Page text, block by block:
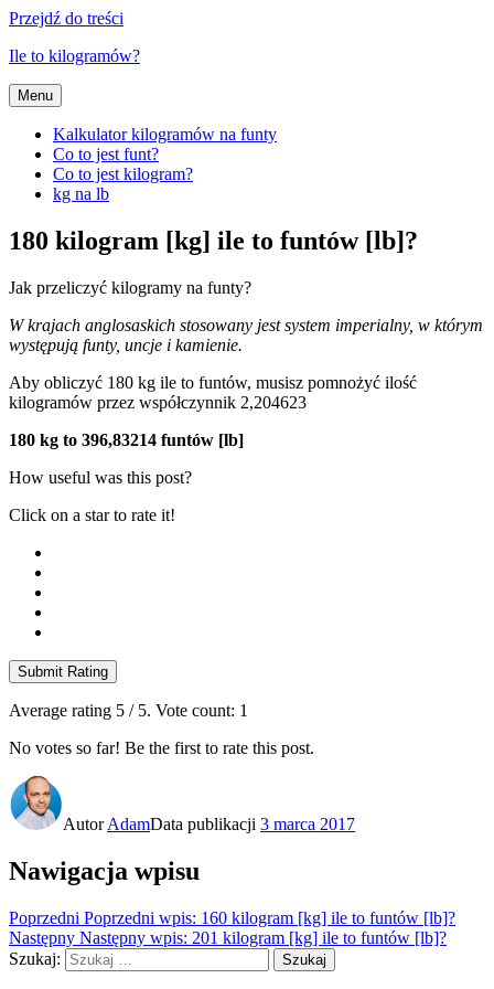
Przejdź do treści
Ile to kilogramów?
Menu
Kalkulator kilogramów na funty
Co to jest funt?
Co to jest kilogram?
kg na lb
180 kilogram [kg] ile to funtów [lb]?
Jak przeliczyć kilogramy na funty?
W krajach anglosaskich stosowany jest system imperialny, w którym
występują funty, uncje i kamienie.
Aby obliczyć 180 kg ile to funtów, musisz pomnożyć ilość
kilogramów przez współczynnik 2,204623
180 kg to 396,83214 funtów [lb]
How useful was this post?
Click on a star to rate it!
Submit Rating
Average rating 5 / 5. Vote count: 1
No votes so far! Be the first to rate this post.
AutorAdamData publikacji 3 marca 2017
Nawigacja wpisu
Poprzedni Poprzedni wpis: 160 kilogram [kg] ile to funtów [lb]?
Następny Następny wpis: 201 kilogram [kg] ile to funtów [lb]?
Szukaj:
Szukaj